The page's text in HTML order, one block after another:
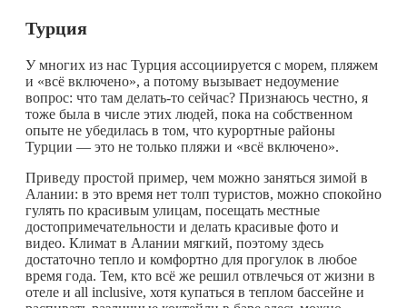
Турция
У многих из нас Турция ассоциируется с морем, пляжем
и «всё включено», а потому вызывает недоумение
вопрос: что там делать-то сейчас? Признаюсь честно, я
тоже была в числе этих людей, пока на собственном
опыте не убедилась в том, что курортные районы
Турции — это не только пляжи и «всё включено».
Приведу простой пример, чем можно заняться зимой в
Алании: в это время нет толп туристов, можно спокойно
гулять по красивым улицам, посещать местные
достопримечательности и делать красивые фото и
видео. Климат в Алании мягкий, поэтому здесь
достаточно тепло и комфортно для прогулок в любое
время года. Тем, кто всё же решил отвлечься от жизни в
отеле и all inclusive, хотя купаться в теплом бассейне и